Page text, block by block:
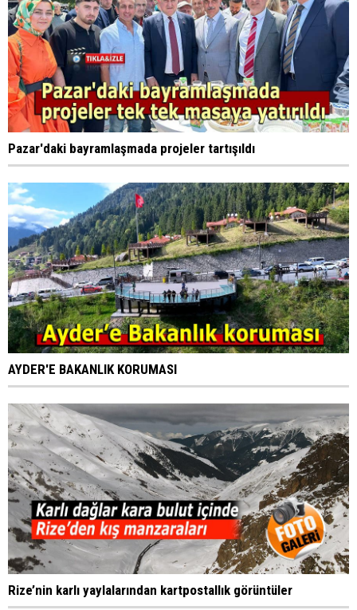
Pazar'daki bayramlaşmada projeler tartışıldı
AYDER'E BAKANLIK KORUMASI
Rize’nin karlı yaylalarından kartpostallık görüntüler